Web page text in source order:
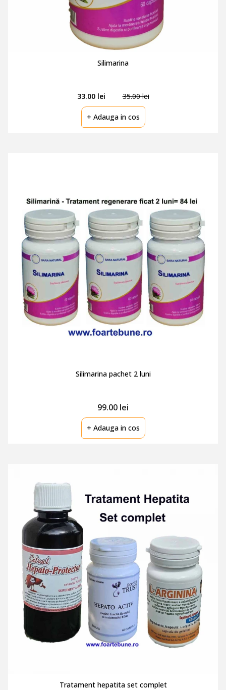
Silimarina
33.00 lei 35.00 lei
+ Adauga in cos
Silimarina pachet 2 luni
99.00 lei
+ Adauga in cos
Tratament hepatita set complet